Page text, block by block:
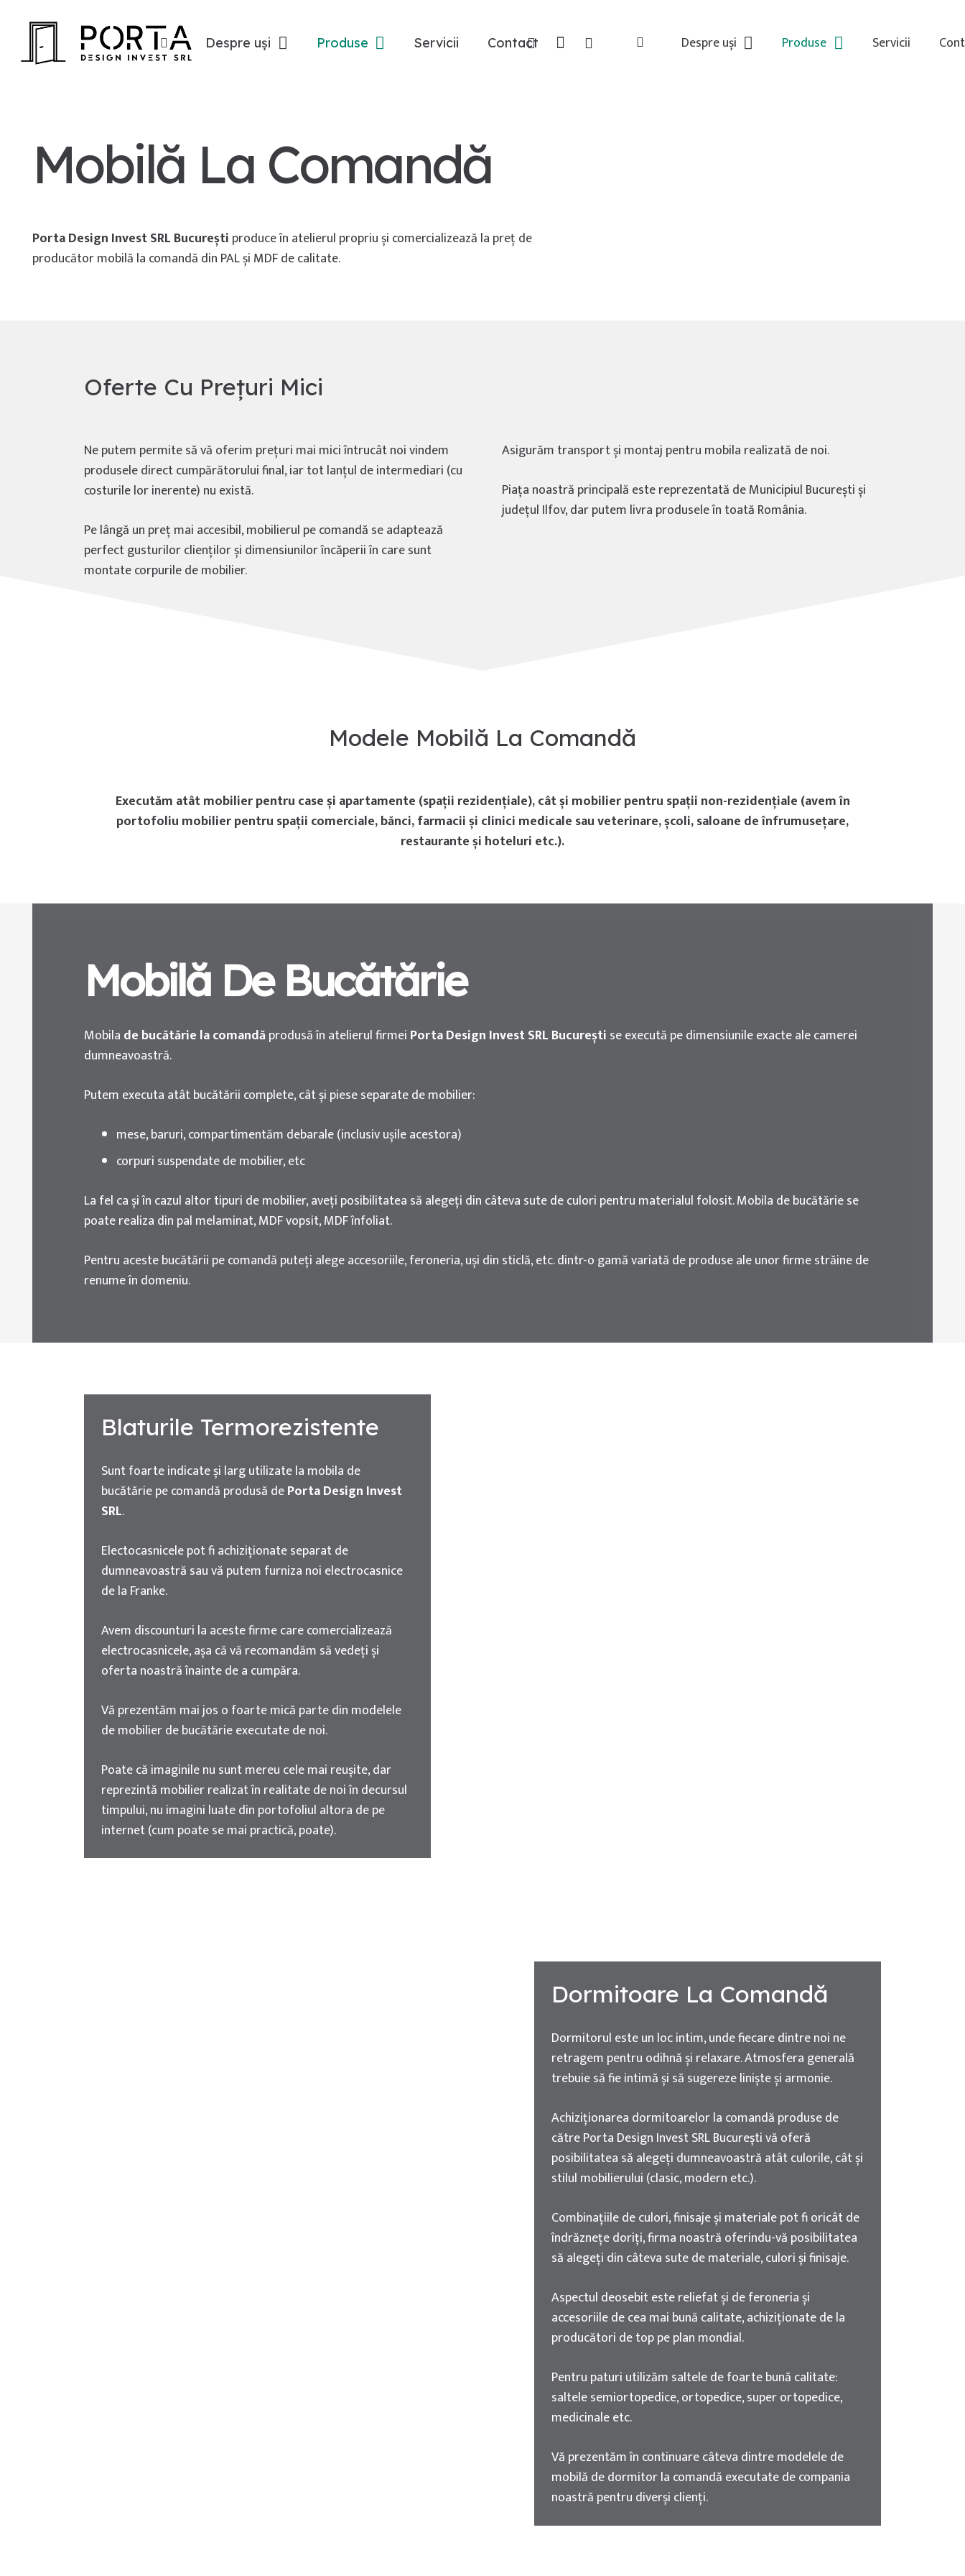
Despre uși Produse Servicii Contact Despre uși Produse Servicii
Mobilă La Comandă
Porta Design Invest SRL București produce în atelierul propriu și comercializează la preț de
producător mobilă la comandă din PAL și MDF de calitate.
Oferte Cu Prețuri Mici
Ne putem permite să vă oferim prețuri mai mici întrucât noi vindem
produsele direct cumpărătorului final, iar tot lanțul de intermediari (cu
costurile lor inerente) nu există.
Pe lângă un preț mai accesibil, mobilierul pe comandă se adaptează
perfect gusturilor clienților și dimensiunilor încăperii în care sunt
montate corpurile de mobilier.
Asigurăm transport și montaj pentru mobila realizată de noi.
Piața noastră principală este reprezentată de Municipiul București și
județul Ilfov, dar putem livra produsele în toată România.
Modele Mobilă La Comandă
Executăm atât mobilier pentru case și apartamente (spații rezidențiale), cât și mobilier pentru spații non-rezidențiale (avem în
portofoliu mobilier pentru spații comerciale, bănci, farmacii și clinici medicale sau veterinare, școli, saloane de înfrumusețare,
restaurante și hoteluri etc.).
Mobilă De Bucătărie
Mobila de bucătărie la comandăprodusă în atelierul firmei Porta Design Invest SRL București se execută pe dimensiunile exacte ale camerei
dumneavoastră.
Putem executa atât bucătării complete, cât și piese separate de mobilier:
mese, baruri, compartimentăm debarale (inclusiv ușile acestora)
corpuri suspendate de mobilier, etc
La fel ca și în cazul altor tipuri de mobilier, aveți posibilitatea să alegeți din câteva sute de culori pentru materialul folosit. Mobila de bucătărie se
poate realiza din pal melaminat, MDF vopsit, MDF înfoliat.
Pentru aceste bucătării pe comandă puteți alege accesoriile, feroneria, uși din sticlă, etc. dintr-o gamă variată de produse ale unor firme străine de
renume în domeniu.
Blaturile Termorezistente
Sunt foarte indicate și larg utilizate la mobila de
bucătărie pe comandă produsă dePorta Design Invest
SRL.
Electocasnicele pot fi achiziționate separat de
dumneavoastră sau vă putem furniza noi electrocasnice
de la Franke.
Avem discounturi la aceste firme care comercializează
electrocasnicele, așa că vă recomandăm să vedeți și
oferta noastră înainte de a cumpăra.
Vă prezentăm mai jos o foarte mică parte din modelele
de mobilier de bucătărie executate de noi.
Poate că imaginile nu sunt mereu cele mai reușite, dar
reprezintă mobilier realizat în realitate de noi în decursul
timpului, nu imagini luate din portofoliul altora de pe
internet (cum poate se mai practică, poate).
Dormitoare La Comandă
Dormitorul este un loc intim, unde fiecare dintre noi ne
retragem pentru odihnă și relaxare. Atmosfera generală
trebuie să fie intimă și să sugereze liniște și armonie.
Achiziționarea dormitoarelor la comandă produse de
către Porta Design Invest SRL București vă oferă
posibilitatea să alegeți dumneavoastră atât culorile, cât și
stilul mobilierului (clasic, modern etc.).
Combinațiile de culori, finisaje și materiale pot fi oricât de
îndrăznețe doriți, firma noastră oferindu-vă posibilitatea
să alegeți din câteva sute de materiale, culori și finisaje.
Aspectul deosebit este reliefat și de feroneria și
accesoriile de cea mai bună calitate, achiziționate de la
producători de top pe plan mondial.
Pentru paturi utilizăm saltele de foarte bună calitate:
saltele semiortopedice, ortopedice, super ortopedice,
medicinale etc.
Vă prezentăm în continuare câteva dintre modelele de
mobilă de dormitor la comandă executate de compania
noastră pentru diverși clienți.